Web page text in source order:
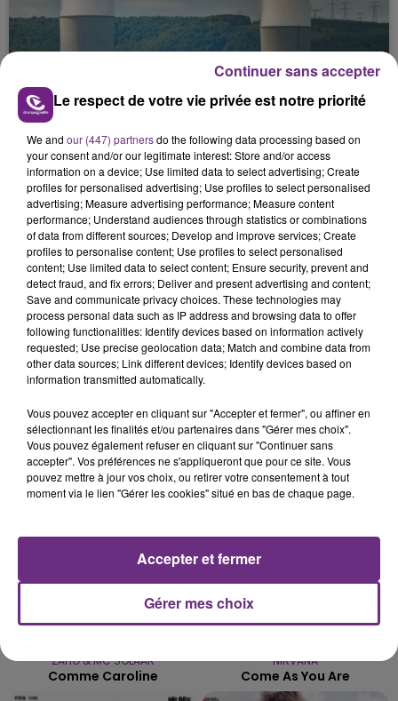
LA CENTRALE NUCLÉAIRE DE CHOOZ
TOUJOURS À L'ARRÊT
Cela fait déjà une semaine que la centrale
nucléaire ardennaise est à l'arrêt. Une situation
justifiée par la sécheresse intense qui est toujours
présente.
LE MAGASIN JOUÉCLUB DE REIMS FERME
SES PORTES
C'était l'une des institutions du centre-ville
rémois. Le magasin JouéClub est contraint de
fermer ses portes.
TITRES DIFFUSÉS
10h07
10h07
ZAHO & MC SOLAAR
Comme Caroline
10h04
10h04
NIRVANA
Come As You Are
Le respect de votre vie privée est notre priorité
We and our (447) partnersdo the following data processing based on
your consent and/or our legitimate interest: Store and/or access
information on a device; Use limited data to select advertising; Create
profiles for personalised advertising; Use profiles to select personalised
advertising; Measure advertising performance; Measure content
performance; Understand audiences through statistics or combinations
of data from different sources; Develop and improve services; Create
profiles to personalise content; Use profiles to select personalised
content; Use limited data to select content; Ensure security, prevent and
detect fraud, and fix errors; Deliver and present advertising and content;
Save and communicate privacy choices. These technologies may
process personal data such as IP address and browsing data to offer
following functionalities: Identify devices based on information actively
requested; Use precise geolocation data; Match and combine data from
other data sources; Link different devices; Identify devices based on
information transmitted automatically.
Vous pouvez accepter en cliquant sur "Accepter et fermer", ou affiner en
sélectionnant les finalités et/ou partenaires dans "Gérer mes choix".
Vous pouvez également refuser en cliquant sur "Continuer sans
accepter". Vos préférences ne s'appliqueront que pour ce site. Vous
pouvez mettre à jour vos choix, ou retirer votre consentement à tout
moment via le lien "Gérer les cookies" situé en bas de chaque page.
Gérer mes choix
Accepter et fermer
Continuer sans accepter